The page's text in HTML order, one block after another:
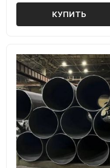
КУПИТЬ